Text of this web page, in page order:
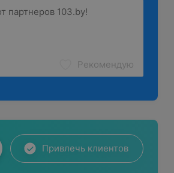
Рекомендую
Привлечь клиентов